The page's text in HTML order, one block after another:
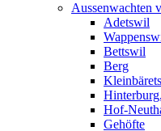
Aussenwachten
Adetswil
Bettswil
Berg
Hof-
Gehöfte